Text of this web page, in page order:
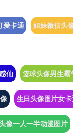
爱卡通 姐妹微信头
仙 篮球头像男生霸
生日头像图片女
像一人一半动漫图片